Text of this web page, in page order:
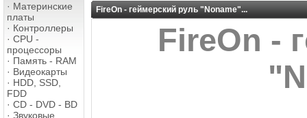
· Материнские
платы
· Контроллеры
· CPU -
процессоры
· Память - RAM
· Видеокарты
· HDD, SSD,
FDD
· CD - DVD - BD
· Звуковые
FireOn - геймерский руль "Noname"...
FireOn -